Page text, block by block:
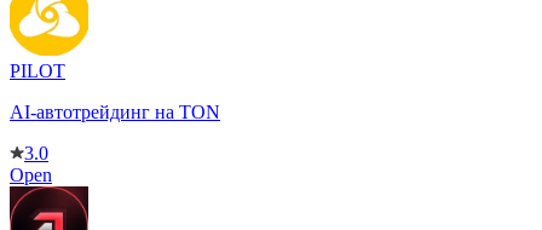
PILOT
AI-автотрейдинг на TON
3.0
Open